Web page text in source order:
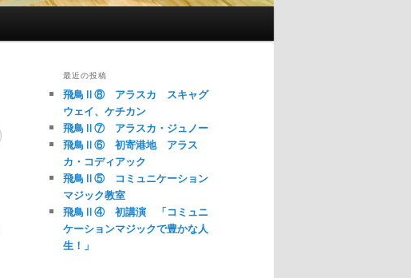
最近の投稿
飛鳥Ⅱ⑧ アラスカ スキャグ
ウェイ、ケチカン
飛鳥Ⅱ⑦ アラスカ・ジュノー
飛鳥Ⅱ⑥ 初寄港地 アラス
カ・コディアック
飛鳥Ⅱ⑤ コミュニケーション
マジック教室
飛鳥Ⅱ④ 初講演 「コミュニ
ケーションマジックで豊かな人
生！」